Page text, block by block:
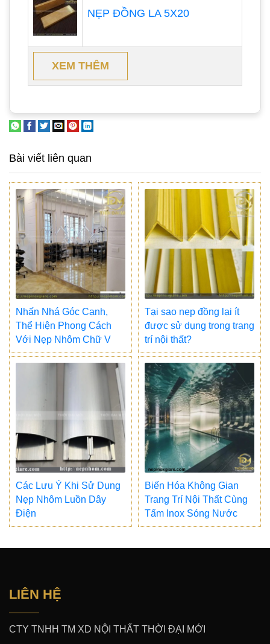
NẸP ĐỒNG LA 5X20
XEM THÊM
Bài viết liên quan
Nhấn Nhá Góc Cạnh,
Thể Hiện Phong Cách
Với Nẹp Nhôm Chữ V
Tại sao nẹp đồng lại ít
được sử dụng trong trang
trí nội thất?
Các Lưu Ý Khi Sử Dụng
Nẹp Nhôm Luồn Dây
Điện
Biến Hóa Không Gian
Trang Trí Nội Thất Cùng
Tấm Inox Sóng Nước
LIÊN HỆ
CTY TNHH TM XD NỘI THẤT THỜI ĐẠI MỚI